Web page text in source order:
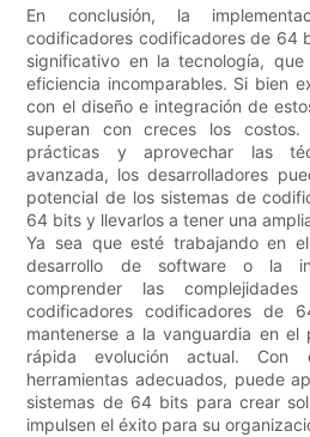
En conclusión, la
codificadores codificadores de 64
significativo en la tecnología,
eficiencia incomparables. Si bien
con el diseño e integración de
superan con creces los
prácticas y aprovechar las
avanzada, los desarrolladores
potencial de los sistemas de
64 bits y llevarlos a tener una
Ya sea que esté trabajando en
desarrollo de software o la
comprender las
codificadores codificadores de
mantenerse a la vanguardia en el
rápida evolución actual. Con
herramientas adecuados, puede
sistemas de 64 bits para crear
impulsen el éxito para su